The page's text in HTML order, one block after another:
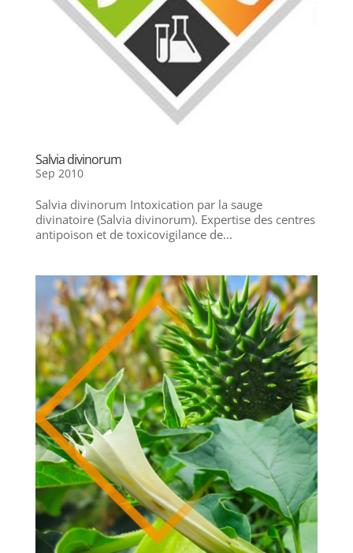
Salvia divinorum
Sep 2010
Salvia divinorum Intoxication par la sauge
divinatoire (Salvia divinorum). Expertise des centres
antipoison et de toxicovigilance de...